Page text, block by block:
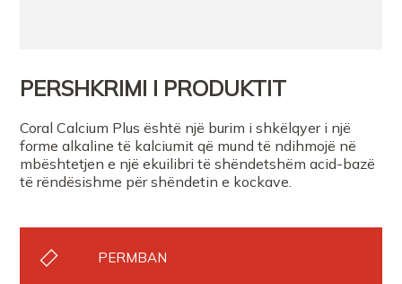
PERSHKRIMI I PRODUKTIT
Coral Calcium Plus është një burim i shkëlqyer i një
forme alkaline të kalciumit që mund të ndihmojë në
mbështetjen e një ekuilibri të shëndetshëm acid-bazë
të rëndësishme për shëndetin e kockave.
PERMBAN